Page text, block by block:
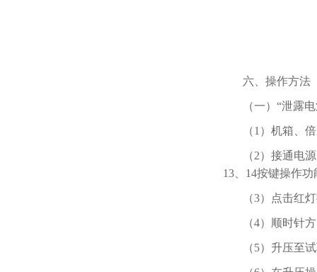
六、操作方法
（一）“泄露
（1）机箱、
（2）接通电
13、14按键操作
（3）点击红
（4）顺时针
（5）升压至